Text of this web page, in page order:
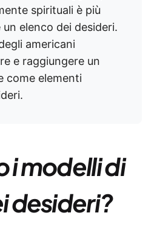
spirituali è più
elenco dei desideri.
americani
e raggiungere un
come elementi
i modelli di
desideri?